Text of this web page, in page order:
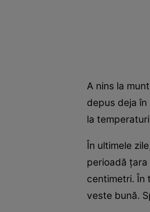
A nins la
depus deja
la
În ultimele
perioadă țara
centimetri. În
veste bună.